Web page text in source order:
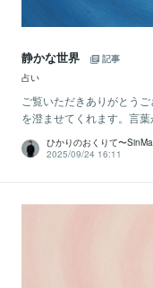
静かな世界
記事
占い
ご覧いただきありがとう
を澄ませてくれます。言
ひかりのおくりて〜
2025/09/24 16:11